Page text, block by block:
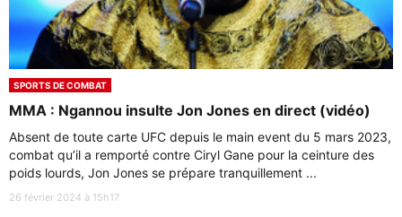
SPORTS DE COMBAT
MMA : Ngannou insulte Jon Jones en direct (vidéo)
Absent de toute carte UFC depuis le main event du 5 mars 2023,
combat qu’il a remporté contre Ciryl Gane pour la ceinture des
poids lourds, Jon Jones se prépare tranquillement ...
26 février 2024 à 15h17